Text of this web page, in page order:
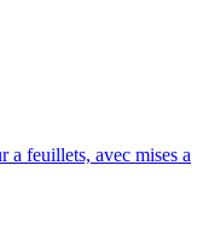
a feuillets, avec mises a